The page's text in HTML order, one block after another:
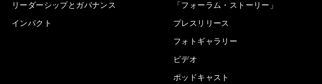
リーダーシップとガバナンス
インパクト
「フォーラム・ストーリー」
プレスリリース
フォトギャラリー
ビデオ
ポッドキャスト